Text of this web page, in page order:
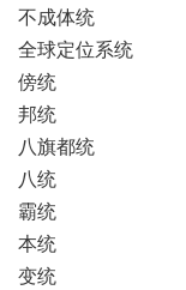
不成体统
全球定位系统
傍统
邦统
八旗都统
八统
霸统
本统
变统